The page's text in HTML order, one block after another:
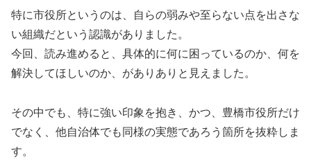
特に市役所というのは、自らの弱みや至らない点を出さな
い組織だという認識がありました。
今回、読み進めると、具体的に何に困っているのか、何を
解決してほしいのか、がありありと見えました。
その中でも、特に強い印象を抱き、かつ、豊橋市役所だけ
でなく、他自治体でも同様の実態であろう箇所を抜粋しま
す。